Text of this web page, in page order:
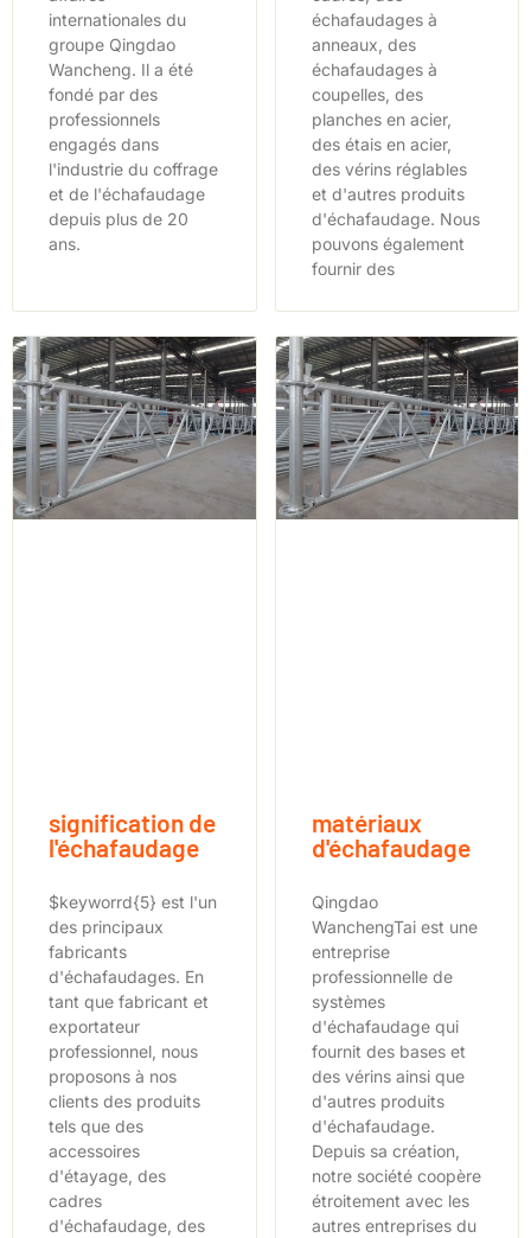
internationales du
groupe Qingdao
Wancheng. Il a été
fondé par des
professionnels
engagés dans
l'industrie du coffrage
et de l'échafaudage
depuis plus de 20
ans.
échafaudages à
anneaux, des
échafaudages à
coupelles, des
planches en acier,
des étais en acier,
des vérins réglables
et d'autres produits
d'échafaudage. Nous
pouvons également
fournir des
signification de
l'échafaudage
$keyworrd{5} est l'un
des principaux
fabricants
d'échafaudages. En
tant que fabricant et
exportateur
professionnel, nous
proposons à nos
clients des produits
tels que des
accessoires
d'étayage, des
cadres
d'échafaudage, des
matériaux
d'échafaudage
Qingdao
WanchengTai est une
entreprise
professionnelle de
systèmes
d'échafaudage qui
fournit des bases et
des vérins ainsi que
d'autres produits
d'échafaudage.
Depuis sa création,
notre société coopère
étroitement avec les
autres entreprises du